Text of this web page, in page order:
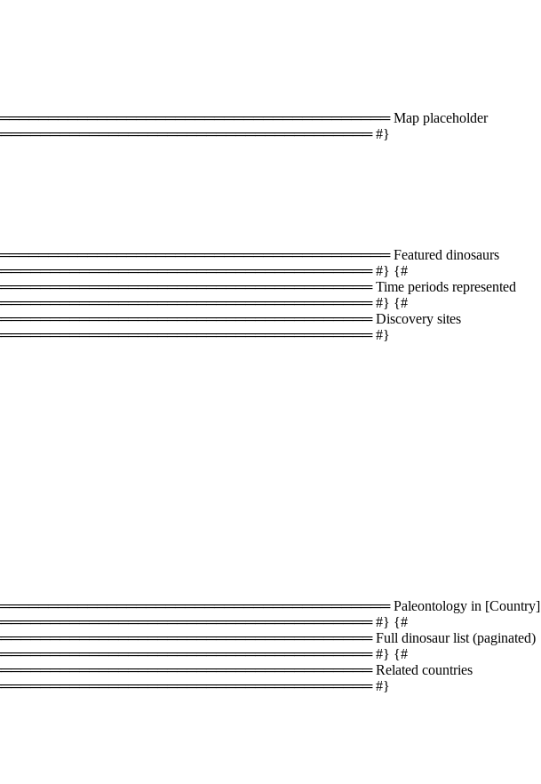
Map placeholder
#}
Featured dinosaurs
#} {#
Time periods represented
#} {#
Discovery sites
#}
Paleontology in [Country]
#} {#
Full dinosaur list (paginated)
#} {#
Related countries
#}